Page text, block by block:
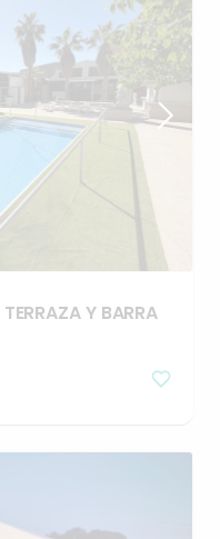
TERRAZAY BARRA